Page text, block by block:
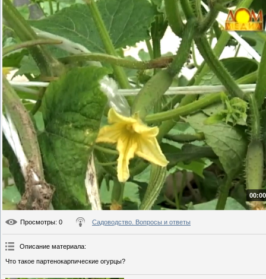
Просмотры: 0 Садоводство. Вопросы и ответы
Описание материала:
Что такое партенокарпические огурцы?